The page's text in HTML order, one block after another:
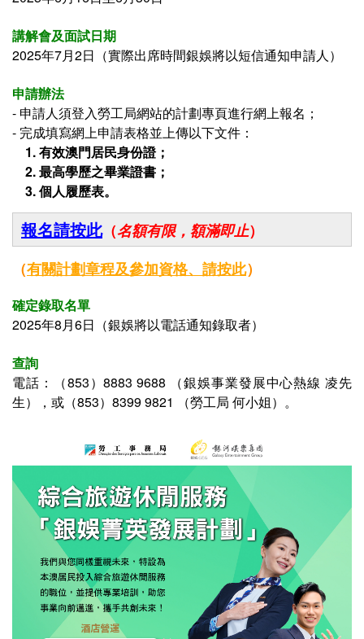
講解會及面試日期
2025年7月2日（實際出席時間銀娛將以短信通知申請人）
申請辦法
- 申請人須登入勞工局網站的計劃專頁進行網上報名；
- 完成填寫網上申請表格並上傳以下文件：
1. 有效澳門居民身份證；
2.最高學歷之畢業證書 ；
3. 個人履歷表。
報名請按此（名額有限，額滿即止）
（有關計劃章程及參加資格、 請按此）
確定錄取名單
2025年8月6日（銀娛將以電話通知錄取者）
查詢
電話：（853）8883 9688 （銀娛事業發展中心熱線 凌先
生），或（853） 8399 9821 （勞工局 何小姐）。